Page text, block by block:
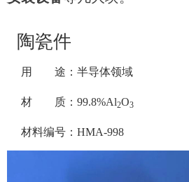
陶瓷件
用 途：半导体领域
材 质：99.8%Al2O3
材料编号：HMA-998